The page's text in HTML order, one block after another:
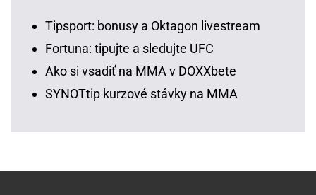
Tipsport: bonusy a Oktagon livestream
Fortuna: tipujte a sledujte UFC
Ako si vsadiť na MMA v DOXXbete
SYNOTtip kurzové stávky na MMA